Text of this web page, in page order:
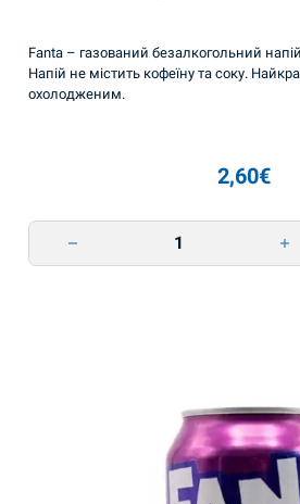
Fanta – газований безалкогольний
Напій не містить кофеїну та соку.
охолодженим.
2,60€